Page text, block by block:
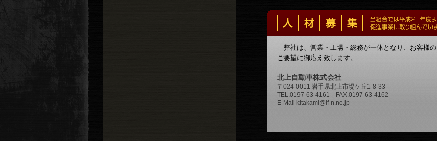
弊社は、営業・工場・総務が一体となり、お客様の
ご要望に御応え致します。
北上自動車株式会社
〒024-0011 岩手県北上市堤ケ丘1-8-33
TEL.0197-63-4161 FAX.0197-63-4162
E-Mail kitakami@if-n.ne.jp